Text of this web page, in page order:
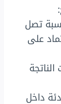
:
تصل
على
داخل